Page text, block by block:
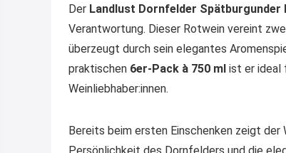
Der Landlust Dornfelder Spätburgunder
Verantwortung. Dieser Rotwein vereint
überzeugt durch sein elegantes
praktischen 6er-Pack à 750 ml ist er ideal
Weinliebhaber:innen.
Bereits beim ersten Einschenken zeigt